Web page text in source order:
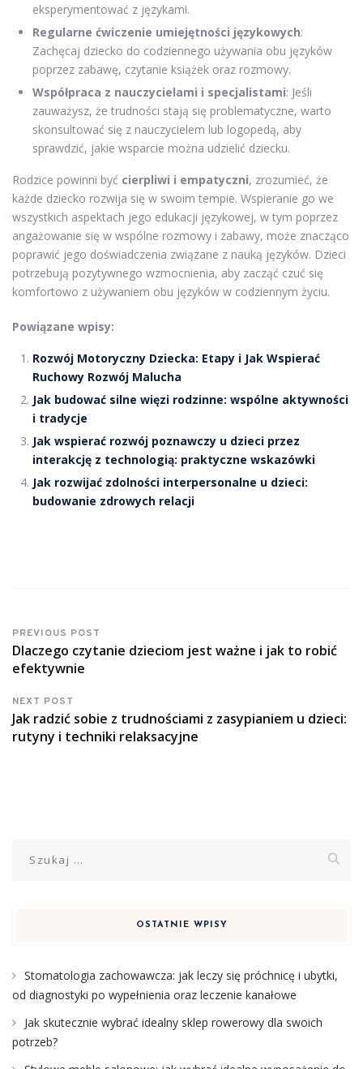
eksperymentować z językami.
Regularne ćwiczenie umiejętności językowych:
Zachęcaj dziecko do codziennego używania obu języków
poprzez zabawę, czytanie książek oraz rozmowy.
Współpraca z nauczycielami i specjalistami: Jeśli
zauważysz, że trudności stają się problematyczne, warto
skonsultować się z nauczycielem lub logopedą, aby
sprawdzić, jakie wsparcie można udzielić dziecku.
Rodzice powinni być cierpliwi i empatyczni, zrozumieć, że
każde dziecko rozwija się w swoim tempie. Wspieranie go we
wszystkich aspektach jego edukacji językowej, w tym poprzez
angażowanie się w wspólne rozmowy i zabawy, może znacząco
poprawić jego doświadczenia związane z nauką języków. Dzieci
potrzebują pozytywnego wzmocnienia, aby zacząć czuć się
komfortowo z używaniem obu języków w codziennym życiu.
Powiązane wpisy:
Rozwój Motoryczny Dziecka: Etapy i Jak Wspierać
Ruchowy Rozwój Malucha
Jak budować silne więzi rodzinne: wspólne aktywności
i tradycje
Jak wspierać rozwój poznawczy u dzieci przez
interakcję z technologią: praktyczne wskazówki
Jak rozwijać zdolności interpersonalne u dzieci:
budowanie zdrowych relacji
PREVIOUS POST
Dlaczego czytanie dzieciom jest ważne i jak to robić
efektywnie
NEXT POST
Jak radzić sobie z trudnościami z zasypianiem u dzieci:
rutyny i techniki relaksacyjne
OSTATNIE WPISY
Stomatologia zachowawcza: jak leczy się próchnicę i ubytki,
od diagnostyki po wypełnienia oraz leczenie kanałowe
Jak skutecznie wybrać idealny sklep rowerowy dla swoich
potrzeb?